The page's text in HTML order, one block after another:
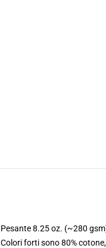
Pesante 8.25 oz. (~280
Colori forti sono 80%